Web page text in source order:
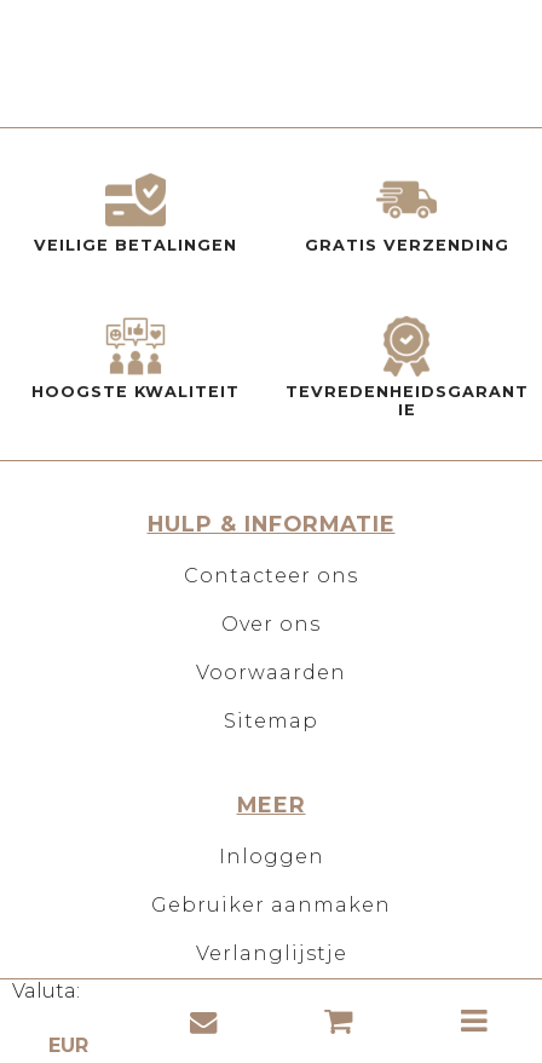
Valuta:
VEILIGE BETALINGEN GRATIS VERZENDING
HOOGSTE KWALITEIT
TEVREDENHEIDSGARANT
IE
HULP & INFORMATIE
Contacteer ons
Over ons
Voorwaarden
Sitemap
MEER
Inloggen
Gebruiker aanmaken
Verlanglijstje